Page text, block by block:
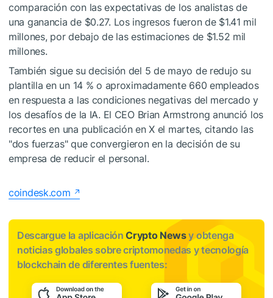
comparación con las expectativas de los analistas de
una ganancia de $0.27. Los ingresos fueron de $1.41 mil
millones, por debajo de las estimaciones de $1.52 mil
millones.
También sigue su decisión del 5 de mayo de redujo su
plantilla en un 14 % o aproximadamente 660 empleados
en respuesta a las condiciones negativas del mercado y
los desafíos de la IA. El CEO Brian Armstrong anunció los
recortes en una publicación en X el martes, citando las
"dos fuerzas" que convergieron en la decisión de su
empresa de reducir el personal.
coindesk.com
Descargue la aplicaciónCrypto Newsy obtenga
noticias globales sobre criptomonedas y tecnología
blockchain de diferentes fuentes: